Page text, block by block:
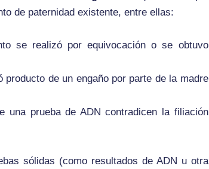
de paternidad existente, entre ellas:
se realizó por equivocación o se obtuvo
de un engaño por parte de la madre
una prueba de ADN contradicen la filiación
sólidas (como resultados de ADN u otra